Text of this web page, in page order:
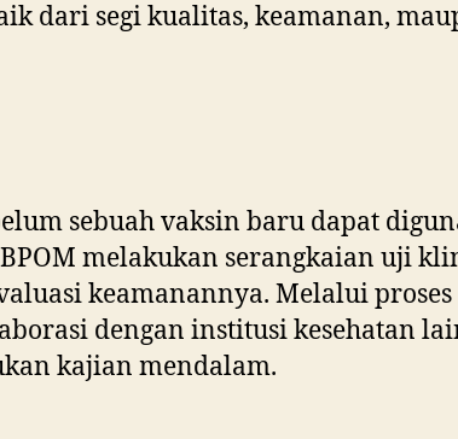
dari segi kualitas, keamanan,
sebuah vaksin baru dapat
melakukan serangkaian uji
keamanannya. Melalui
dengan institusi kesehatan
kajian mendalam.